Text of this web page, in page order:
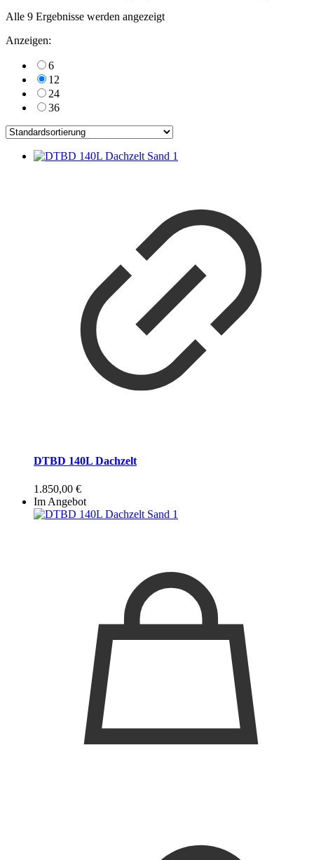
Alle 9 Ergebnisse werden angezeigt
Anzeigen:
6
12
24
36
DTBD 140L Dachzelt
1.850,00 €
Im Angebot